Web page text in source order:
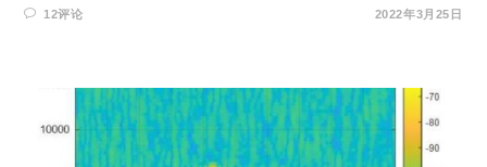
12评论 2022年3月25日